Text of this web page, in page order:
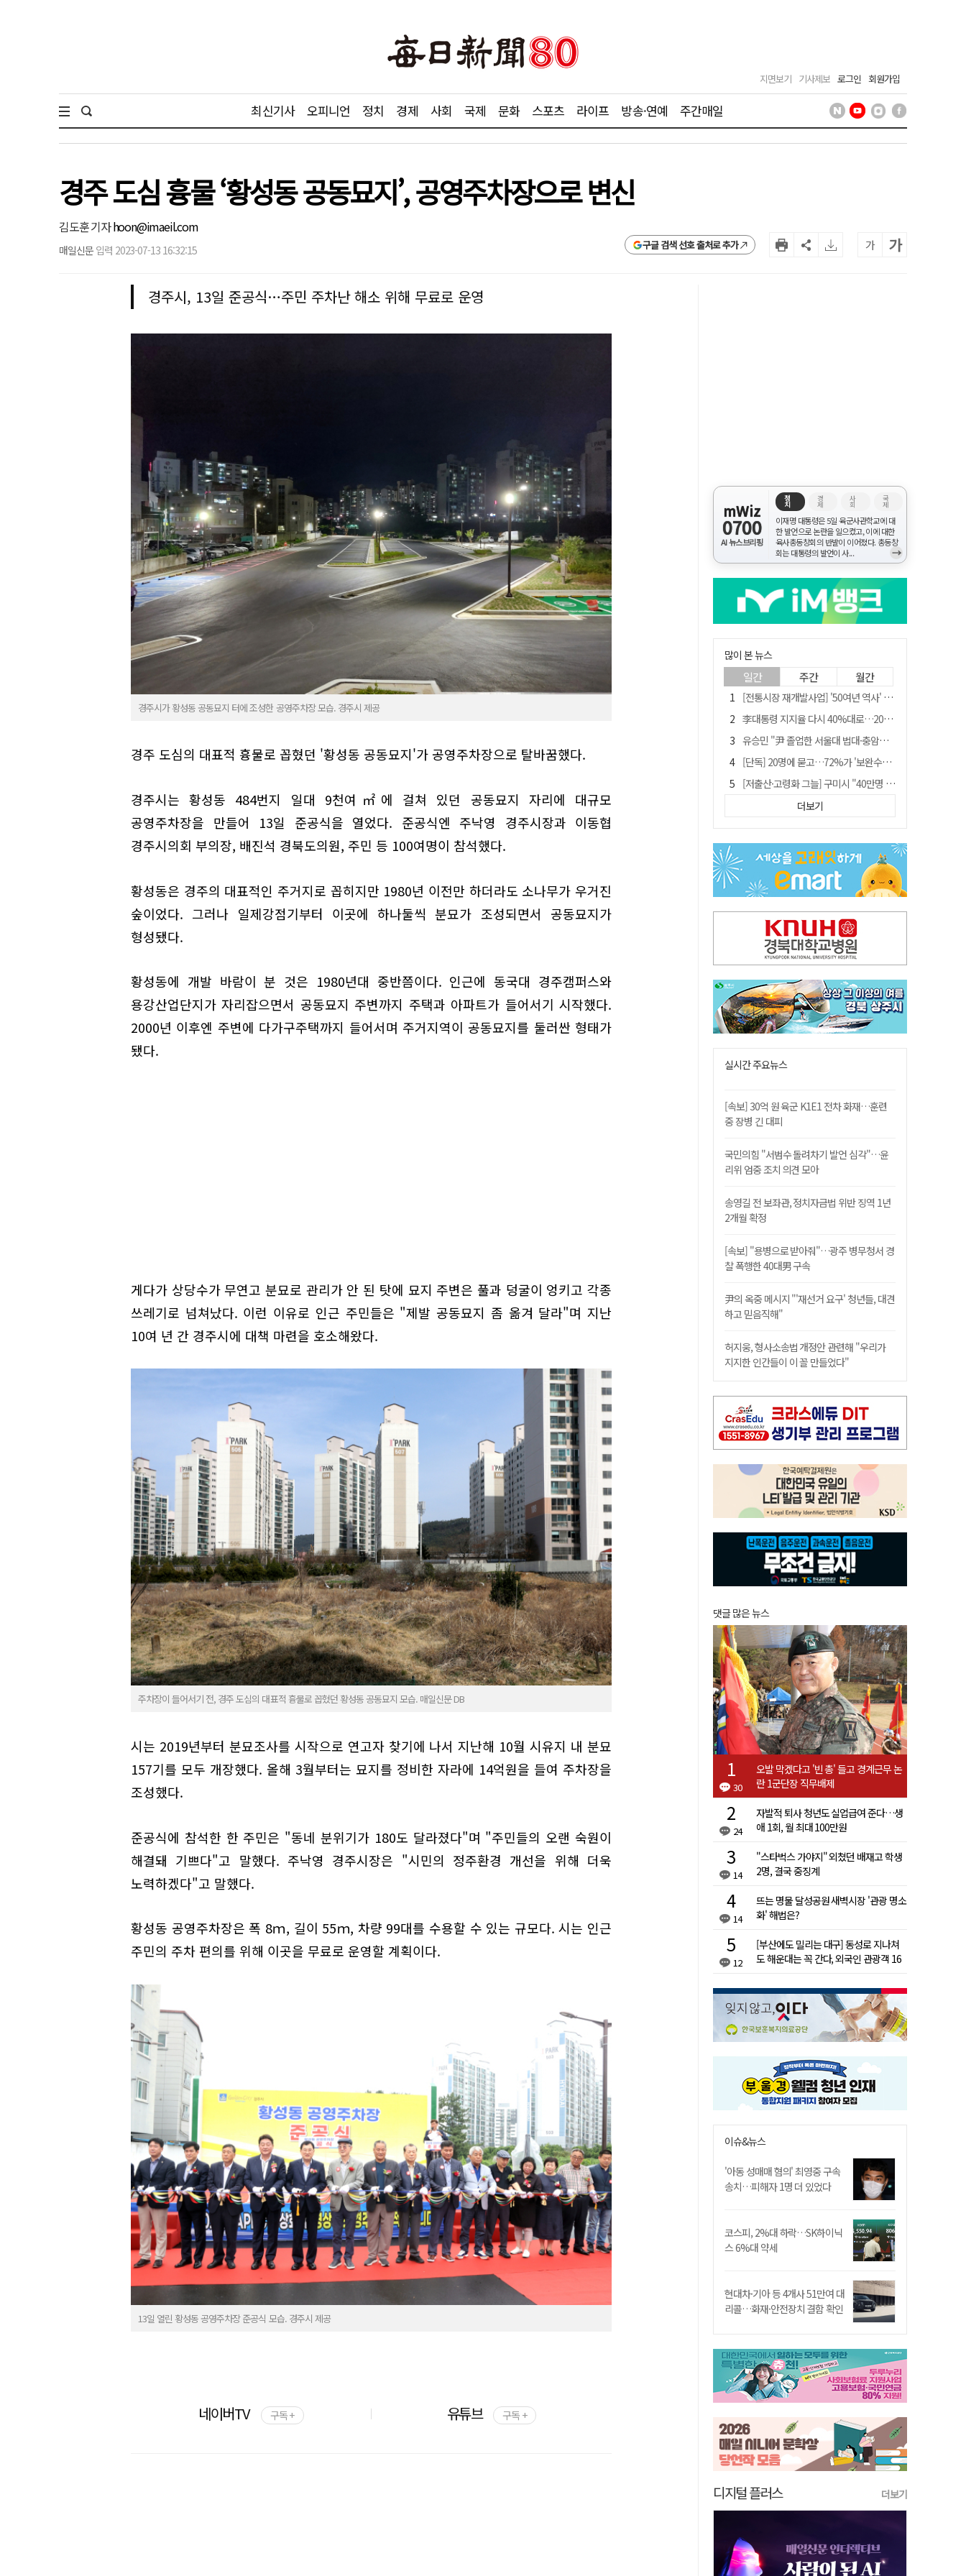
지면보기 기사제보 로그인 회원가입
최신기사 오피니언 정치 경제 사회 국제 문화 스포츠 라이프 방송·연예 주간매일
경주 도심 흉물 ‘황성동 공동묘지’, 공영주차장으로 변신
김도훈 기자hoon@imaeil.com
매일신문 입력 2023-07-13 16:32:15 구글 검색 선호 출처로 추가 가 가
경주시, 13일 준공식…주민 주차난 해소 위해 무료로 운영
경주시가 황성동 공동묘지 터에 조성한 공영주차장 모습. 경주시 제공
경주 도심의 대표적 흉물로 꼽혔던 '황성동 공동묘지'가 공영주차장으로 탈바꿈했다.
경주시는 황성동 484번지 일대 9천여㎡에 걸쳐 있던 공동묘지 자리에 대규모
공영주차장을 만들어 13일 준공식을 열었다. 준공식엔 주낙영 경주시장과 이동협
경주시의회 부의장, 배진석 경북도의원, 주민 등 100여명이 참석했다.
황성동은 경주의 대표적인 주거지로 꼽히지만 1980년 이전만 하더라도 소나무가 우거진
숲이었다. 그러나 일제강점기부터 이곳에 하나둘씩 분묘가 조성되면서 공동묘지가
형성됐다.
황성동에 개발 바람이 분 것은 1980년대 중반쯤이다. 인근에 동국대 경주캠퍼스와
용강산업단지가 자리잡으면서 공동묘지 주변까지 주택과 아파트가 들어서기 시작했다.
2000년 이후엔 주변에 다가구주택까지 들어서며 주거지역이 공동묘지를 둘러싼 형태가
됐다.
게다가 상당수가 무연고 분묘로 관리가 안 된 탓에 묘지 주변은 풀과 덩굴이 엉키고 각종
쓰레기로 넘쳐났다. 이런 이유로 인근 주민들은 "제발 공동묘지 좀 옮겨 달라"며 지난
10여 년 간 경주시에 대책 마련을 호소해왔다.
주차장이 들어서기 전, 경주 도심의 대표적 흉물로 꼽혔던 황성동 공동묘지 모습. 매일신문 DB
시는 2019년부터 분묘조사를 시작으로 연고자 찾기에 나서 지난해 10월 시유지 내 분묘
157기를 모두 개장했다. 올해 3월부터는 묘지를 정비한 자라에 14억원을 들여 주차장을
조성했다.
준공식에 참석한 한 주민은 "동네 분위기가 180도 달라졌다"며 "주민들의 오랜 숙원이
해결돼 기쁘다"고 말했다. 주낙영 경주시장은 "시민의 정주환경 개선을 위해 더욱
노력하겠다"고 말했다.
황성동 공영주차장은 폭 8ｍ, 길이 55ｍ, 차량 99대를 수용할 수 있는 규모다. 시는 인근
주민의 주차 편의를 위해 이곳을 무료로 운영할 계획이다.
13일 열린 황성동 공영주차장 준공식 모습. 경주시 제공
네이버TV 구독 + 유튜브 구독 +
mWiz
0700
AI 뉴스브리핑
정
치
경
제
사
회
국
제
이재명 대통령은 5일 육군사관학교에 대
한 발언으로 논란을 일으켰고, 이에 대한
육사총동창회의 반발이 이어졌다. 총동창
회는 대통령의 발언이 사...
→
많이 본 뉴스
일간 주간 월간
[전통시장 재개발사업] '50여년 역사' 수성시장 자리에 25층 주상복합 들어선다
李대통령 지지율 다시 40%대로…20대는 18.8%p 급락
유승민 "尹 졸업한 서울대 법대·충암고도 없애야"…李 육사 통합 직격
[단독] 20명에 묻고…72%가 '보완수사권 폐지'?
[저출산·고령화 그늘] 구미시 "40만명 사수" 고령군 "3만명대 회복"
[전통시장 재개발사업] 신천시장 재개발, 준공 후에도 소송전
안동-사가에, "50년 우정 넘어 미래 50년 함께 연다"
[인사]경상북도
"김용민, 흑백논리로 세상 보는 듯" 검찰 내부서 지탄
더보기
실시간 주요뉴스
[속보] 30억 원 육군 K1E1 전차 화재…훈련
중 장병 긴 대피
국민의힘 "서범수 돌려차기 발언 심각"…윤
리위 엄중 조치 의견 모아
송영길 전 보좌관, 정치자금법 위반 징역 1년
2개월 확정
[속보] "용병으로 받아줘"…광주 병무청서 경
찰 폭행한 40대男 구속
尹의 옥중 메시지 "'재선거 요구' 청년들, 대견
하고 믿음직해"
허지웅, 형사소송법 개정안 관련해 "우리가
지지한 인간들이 이 꼴 만들었다"
댓글 많은 뉴스
30
오발 막겠다고 '빈 총' 들고 경계근무 논
란 1군단장 직무배제
24
자발적 퇴사 청년도 실업급여 준다…생
애 1회, 월 최대 100만원
14
"스타벅스 가야지" 외쳤던 배재고 학생
2명, 결국 중징계
14
뜨는 명물 달성공원 새벽시장 '관광 명소
화' 해법은?
12
[부산에도 밀리는 대구] 동성로 지나쳐
도 해운대는 꼭 간다, 외국인 관광객 16
이슈&뉴스
'아동 성매매 혐의' 최영중 구속
송치…피해자 1명 더 있었다
코스피, 2%대 하락…SK하이닉
스 6%대 약세
현대차·기아 등 4개사 51만여 대
리콜…화재·안전장치 결함 확인
디지털 플러스 더보기